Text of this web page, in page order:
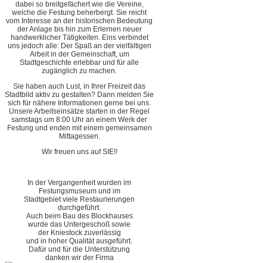
dabei so breitgefächert wie die Vereine,
welche die Festung beherbergt. Sie reicht
vom Interesse an der historischen Bedeutung
der Anlage bis hin zum Erlernen neuer
handwerklicher Tätigkeiten. Eins verbindet
uns jedoch alle: Der Spaß an der vielfältigen
Arbeit in der Gemeinschaft, um
Stadtgeschichte erlebbar und für alle
zugänglich zu machen.
Sie haben auch Lust, in Ihrer Freizeit das
Stadtbild aktiv zu gestalten? Dann melden Sie
sich für nähere Informationen gerne bei uns.
Unsere Arbeitseinsätze starten in der Regel
samstags um 8:00 Uhr an einem Werk der
Festung und enden mit einem gemeinsamen
Mittagessen.
Wir freuen uns auf SIE!!
In der Vergangenheit wurden im
Festungsmuseum und im
Stadtgebiet viele Restaurierungen
durchgeführt.
Auch beim Bau des Blockhauses
wurde das Untergeschoß sowie
der Kniestock zuverlässig
und in hoher Qualität ausgeführt.
Dafür und für die Unterstützung
danken wir der Firma